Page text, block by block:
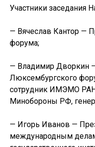
Участники заседания
— Вячеслав Кантор —
форума;
— Владимир Дворкин
Люксембургского
сотрудник ИМЭМО
Минобороны РФ,
— Игорь Иванов —
международным